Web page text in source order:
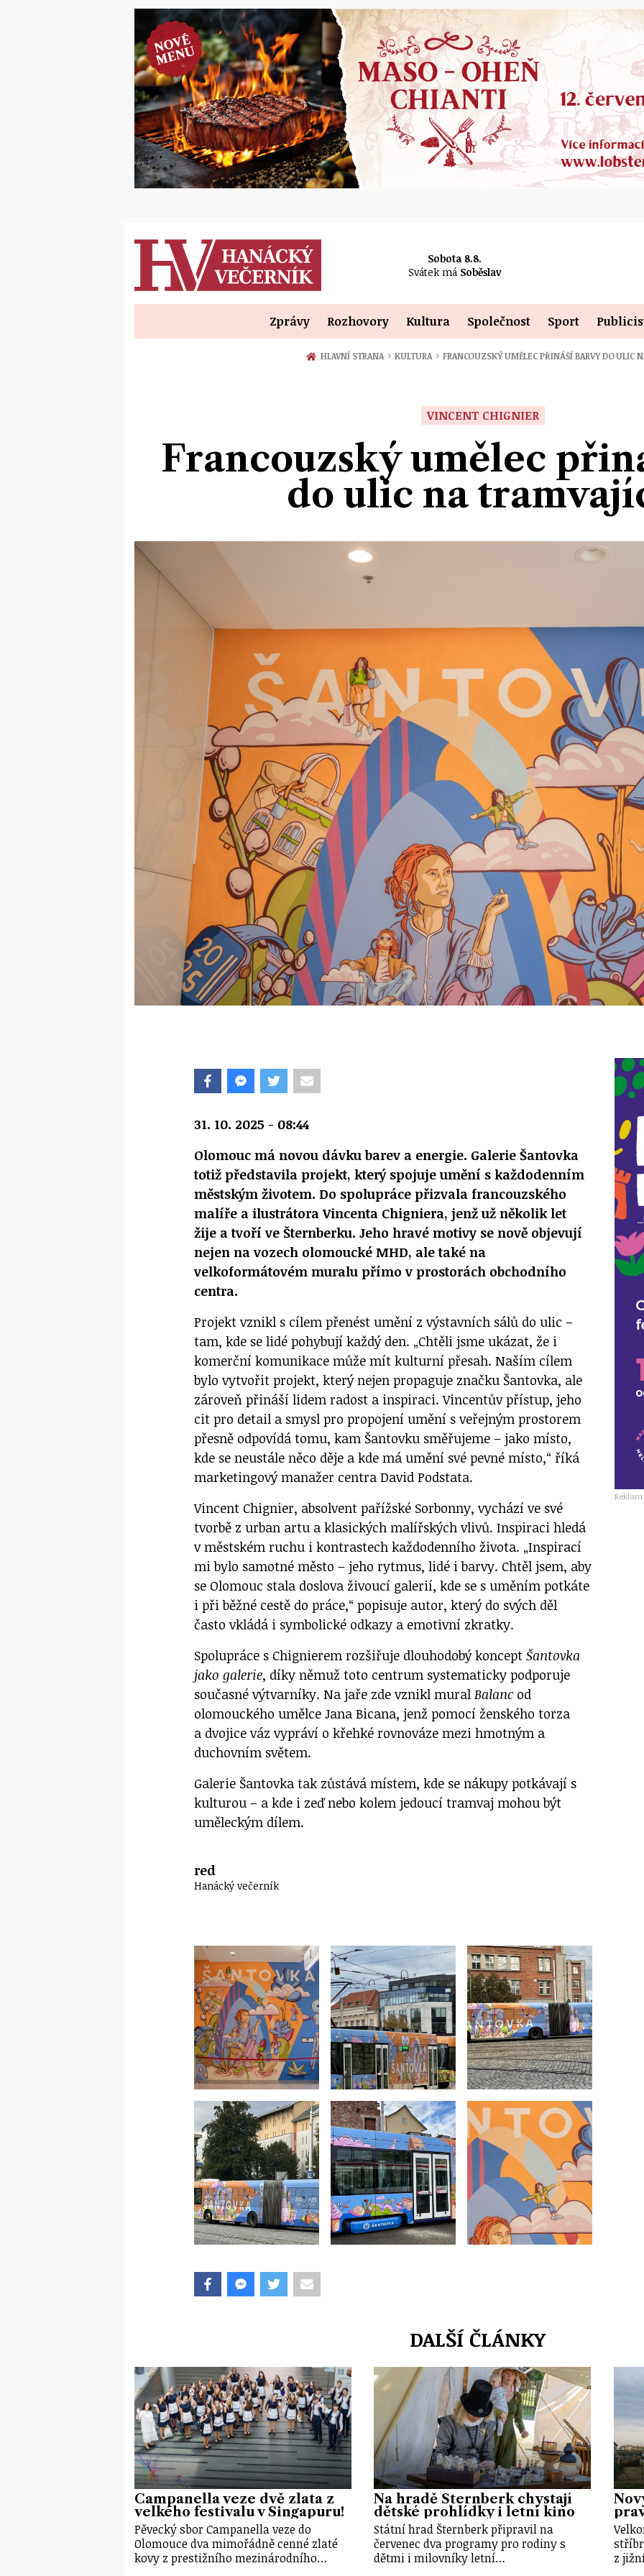
Sobota 8.8.
Svátek má Soběslav
Zprávy Rozhovory Kultura Společnost Sport
HLAVNÍ STRANA › KULTURA › FRANCOUZSKÝ UMĚLEC PŘINÁŠÍ BARVY DO ULIC
VINCENT CHIGNIER
Francouzský umělec
do ulic na
31. 10. 2025 - 08:44
Olomouc má novou dávku barev a energie. Galerie Šantovka
totiž představila projekt, který spojuje umění s každodenním
městským životem. Do spolupráce přizvala francouzského
malíře a ilustrátora Vincenta Chigniera, jenž už několik let
žije a tvoří ve Šternberku. Jeho hravé motivy se nově objevují
nejen na vozech olomoucké MHD, ale také na
velkoformátovém muralu přímo v prostorách obchodního
centra.
Projekt vznikl s cílem přenést umění z výstavních sálů do ulic –
tam, kde se lidé pohybují každý den. „Chtěli jsme ukázat, že i
komerční komunikace může mít kulturní přesah. Naším cílem
bylo vytvořit projekt, který nejen propaguje značku Šantovka, ale
zároveň přináší lidem radost a inspiraci. Vincentův přístup, jeho
cit pro detail a smysl pro propojení umění s veřejným prostorem
přesně odpovídá tomu, kam Šantovku směřujeme – jako místo,
kde se neustále něco děje a kde má umění své pevné místo,“ říká
marketingový manažer centra David Podstata.
Vincent Chignier, absolvent pařížské Sorbonny, vychází ve své
tvorbě z urban artu a klasických malířských vlivů. Inspiraci hledá
v městském ruchu i kontrastech každodenního života. „Inspirací
mi bylo samotné město – jeho rytmus, lidé i barvy. Chtěl jsem, aby
se Olomouc stala doslova živoucí galerií, kde se s uměním potkáte
i při běžné cestě do práce,“ popisuje autor, který do svých děl
často vkládá i symbolické odkazy a emotivní zkratky.
Spolupráce s Chignierem rozšiřuje dlouhodobý konceptŠantovka
jako galerie, díky němuž toto centrum systematicky podporuje
současné výtvarníky. Na jaře zde vznikl muralBalanc od
olomouckého umělce Jana Bicana, jenž pomocí ženského torza
a dvojice váz vypráví o křehké rovnováze mezi hmotným a
duchovním světem.
Galerie Šantovka tak zůstává místem, kde se nákupy potkávají s
kulturou – a kde i zeď nebo kolem jedoucí tramvaj mohou být
uměleckým dílem.
red
Hanácký večerník
DALŠÍ ČLÁNKY
Campanella veze dvě zlata z
velkého festivalu v Singapuru!
Pěvecký sbor Campanella veze do
Olomouce dva mimořádně cenné zlaté
kovy z prestižního mezinárodního…
Na hradě Šternberk chystají
dětské prohlídky i letní kino
Státní hrad Šternberk připravil na
červenec dva programy pro rodiny s
dětmi i milovníky letní…
z